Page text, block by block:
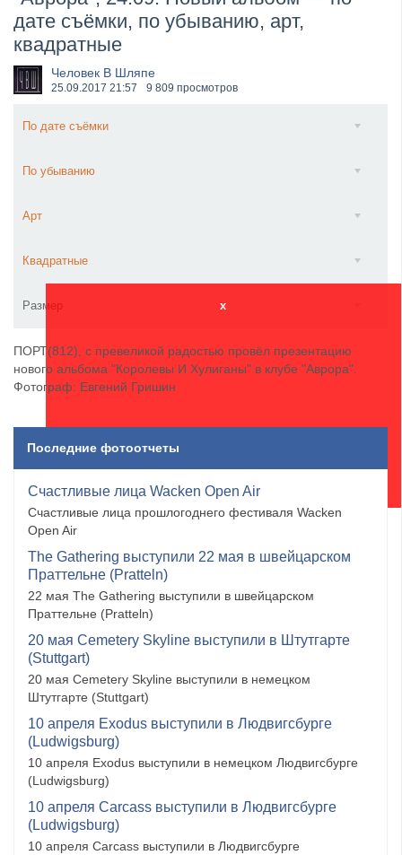
​Wacken Open Air 2027 объявил новую волну участ...
дате съёмки, по убыванию, арт,
квадратные
Человек В Шляпе
25.09.2017 21:57 9 809 просмотров
По дате съёмки
По убыванию
Арт
Квадратные
Размер x
ПОРТ(812), с превеликой радостью провёл презентацию
нового альбома "Королевы И Хулиганы" в клубе "Аврора".
Фотограф: Евгений Гришин
Последние фотоотчеты
Счастливые лица Wacken Open Air
Счастливые лица прошлогоднего фестиваля Wacken
Open Air
The Gathering выступили 22 мая в швейцарском
Праттельне (Pratteln)
22 мая The Gathering выступили в швейцарском
Праттельне (Pratteln)
20 мая Cemetery Skyline выступили в Штутгарте
(Stuttgart)
20 мая Cemetery Skyline выступили в немецком
Штутгарте (Stuttgart)
10 апреля Exodus выступили в Людвигсбурге
(Ludwigsburg)
10 апреля Exodus выступили в немецком Людвигсбурге
(Ludwigsburg)
10 апреля Carcass выступили в Людвигсбурге
(Ludwigsburg)
10 апреля Carcass выступили в Людвигсбурге